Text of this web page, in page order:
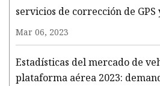
servicios de corrección de GPS
actual e informe de desarrollo
Mar 06, 2023
Estadísticas del mercado de
plataforma aérea 2023: